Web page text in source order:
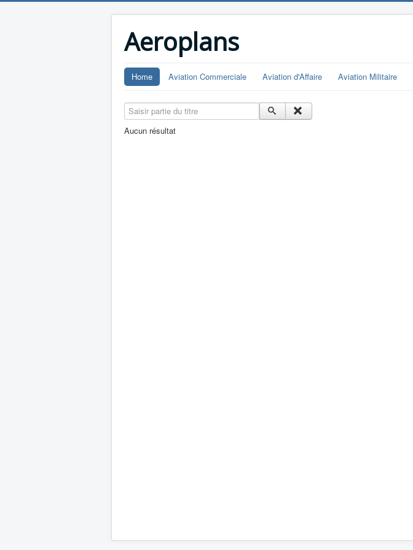
Aeroplans
Home Aviation Commerciale Aviation d'Affaire Aviation Militaire
Saisir partie du titre
Aucun résultat